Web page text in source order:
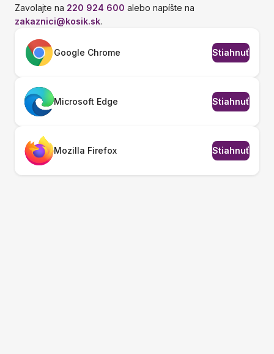
Zavolajte na 220 924 600 alebo napíšte na
zakaznici@kosik.sk.
Google Chrome Stiahnuť
Microsoft Edge Stiahnuť
Mozilla Firefox Stiahnuť